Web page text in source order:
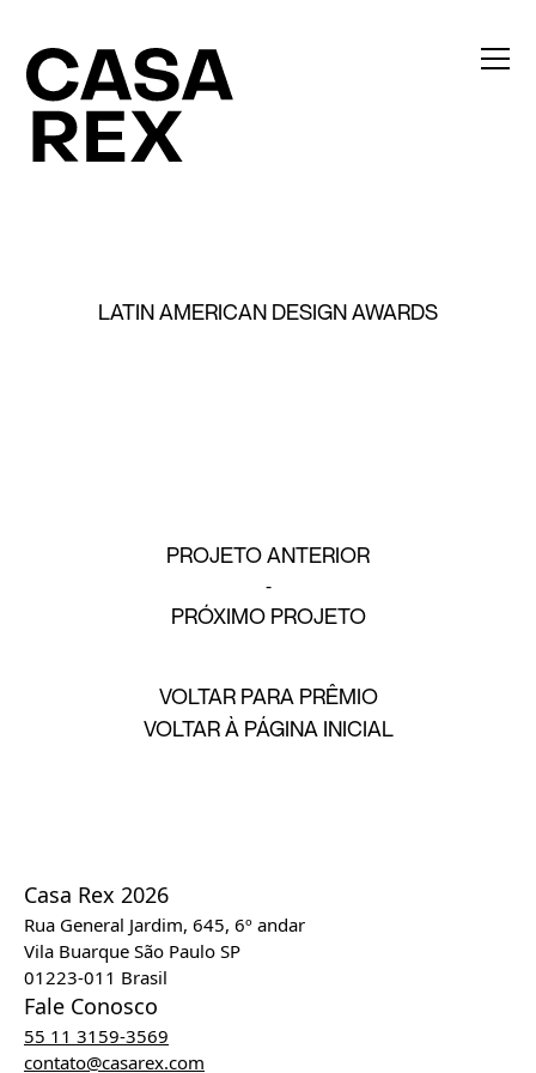
LATIN AMERICAN DESIGN AWARDS
PROJETO ANTERIOR
PRÓXIMO PROJETO
VOLTAR PARA PRÊMIO
VOLTAR À PÁGINA INICIAL
Casa Rex 2026
Rua General Jardim, 645, 6º andar
Vila Buarque São Paulo SP
01223-011 Brasil
Fale Conosco
55 11 3159-3569
contato@casarex.com